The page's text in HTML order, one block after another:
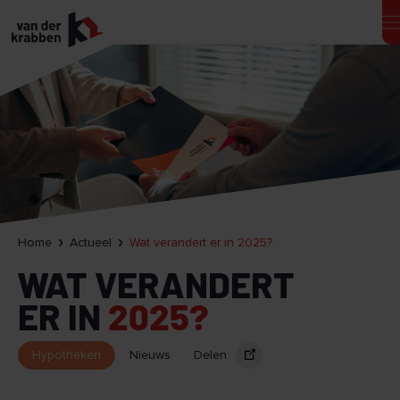
Home Actueel Wat verandert er in 2025?
WAT VERANDERT
ER IN 2025?
Hypotheken Nieuws Delen